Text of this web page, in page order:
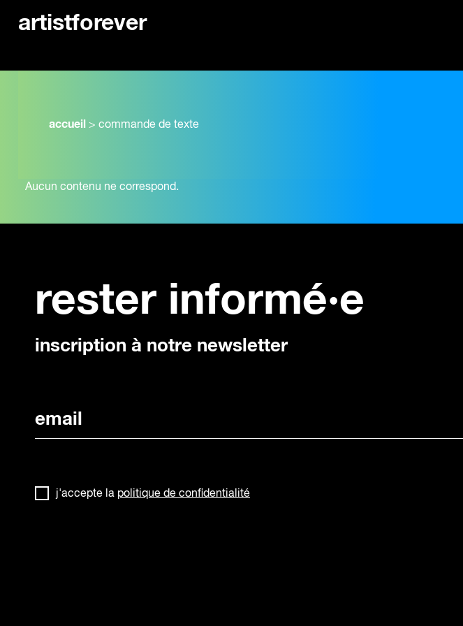
artistforever
accueil > commande de texte
Aucun contenu ne correspond.
rester informé·e
inscription à notre newsletter
j'accepte la politique de confidentialité